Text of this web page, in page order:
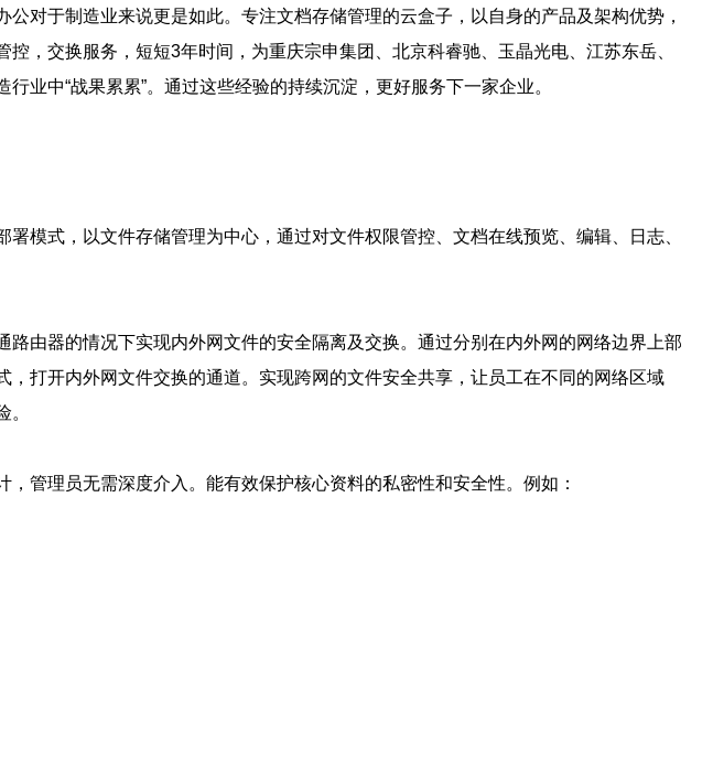
对于制造业来说更是如此。专注文档存储管理的云盒子，以自身的产品及架构优势，
，交换服务，短短3年时间，为重庆宗申集团、北京科睿驰、玉晶光电、江苏东岳、
业中“战果累累”。通过这些经验的持续沉淀，更好服务下一家企业。
模式，以文件存储管理为中心，通过对文件权限管控、文档在线预览、编辑、日志、
由器的情况下实现内外网文件的安全隔离及交换。通过分别在内外网的网络边界上部
打开内外网文件交换的通道。实现跨网的文件安全共享，让员工在不同的网络区域
管理员无需深度介入。能有效保护核心资料的私密性和安全性。例如：